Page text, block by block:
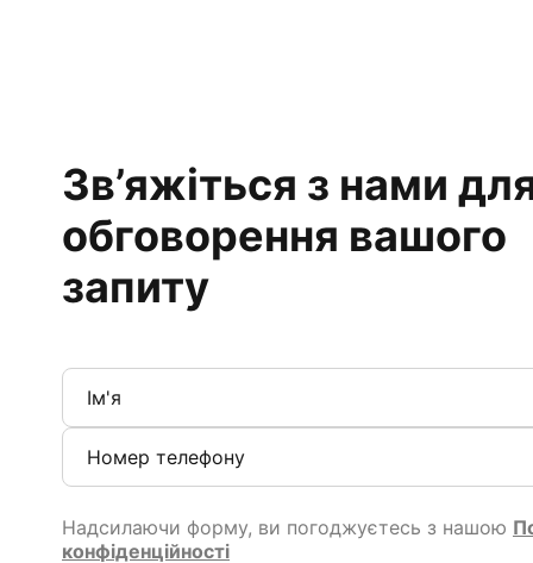
Зв’яжіться з нами
обговорення вашого
запиту
Надсилаючи форму, ви погоджуєтесь з нашою
конфіденційності